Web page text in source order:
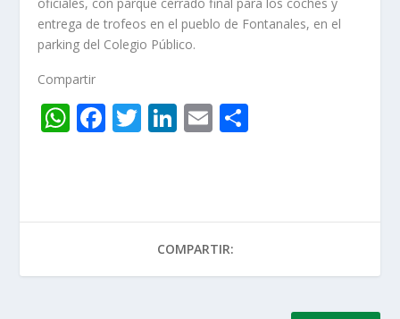
entrega de trofeos en el pueblo de Fontanales, en el
parking del Colegio Público.
Compartir
W
A
p
F
o
k
T Li
dI
n
E
ar
r
COMPARTIR: